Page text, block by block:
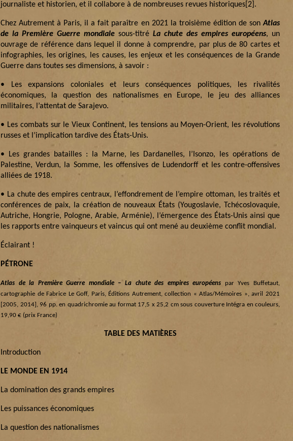
journaliste et historien, et il collabore à de nombreuses revues historiques [2] .
Chez Autrement à Paris, il a fait paraître en 2021 la troisième édition de sonAtlas
de la Première Guerre mondiale sous-titré La chute des empires européens, un
ouvrage de référence dans lequel il donne à comprendre, par plus de 80 cartes et
infographies, les origines, les causes, les enjeux et les conséquences de la Grande
Guerre dans toutes ses dimensions, à savoir :
• Les expansions coloniales et leurs conséquences politiques, les rivalités
économiques, la question des nationalismes en Europe, le jeu des alliances
militaires, l’attentat de Sarajevo.
• Les combats sur le Vieux Continent, les tensions au Moyen-Orient, les révolutions
russes et l’implication tardive des États-Unis.
• Les grandes batailles : la Marne, les Dardanelles, l’Isonzo, les opérations de
Palestine, Verdun, la Somme, les offensives de Ludendorff et les contre-offensives
alliées de 1918.
• La chute des empires centraux, l’effondrement de l’empire ottoman, les traités et
conférences de paix, la création de nouveaux États (Yougoslavie, Tchécoslovaquie,
Autriche, Hongrie, Pologne, Arabie, Arménie), l’émergence des États-Unis ainsi que
les rapports entre vainqueurs et vaincus qui ont mené au deuxième conflit mondial.
Éclairant !
PÉTRONE
Atlas de la Première Guerre mondiale – La chute des empires européens par Yves Buffetaut,
cartographie de Fabrice Le Goff, Paris, Éditions Autrement, collection « Atlas/Mémoires », avril 2021
[2005, 2014], 96 pp. en quadrichromie au format 17,5 x 25,2 cm sous couverture Intégra en couleurs,
19,90 € (prix France)
TABLE DES MATIÈRES
Introduction
LE MONDE EN 1914
La domination des grands empires
Les puissances économiques
La question des nationalismes